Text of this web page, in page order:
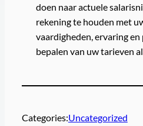
doen naar actuele
rekening te houden met
vaardigheden, ervaring
bepalen van uw tarieven
Categories:Uncategorized